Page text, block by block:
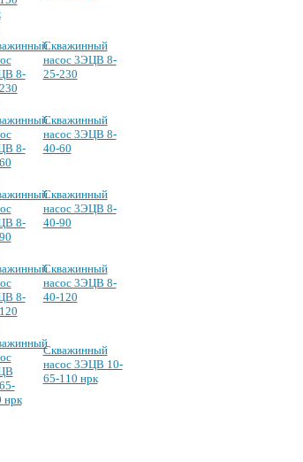
Скважинный
насос 3ЭЦВ 8-
25-230
Скважинный
насос 3ЭЦВ 8-
40-60
Скважинный
насос 3ЭЦВ 8-
40-90
Скважинный
насос 3ЭЦВ 8-
40-120
Скважинный
насос 3ЭЦВ 10-
65-110 нрк